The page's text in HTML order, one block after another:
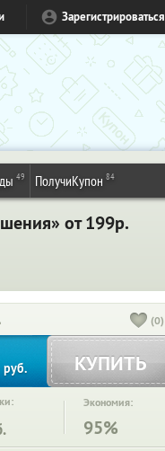
Зарегистрироваться
49 ПолучиКупон 84
от 199р.
(0)
руб. КУПИТЬ
Экономия:
95%